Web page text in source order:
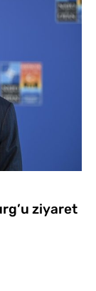
ziyaret